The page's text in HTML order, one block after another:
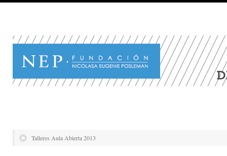
Talleres Aula Abierta 2013